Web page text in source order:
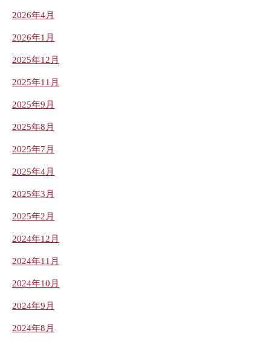
2026年4月
2026年1月
2025年12月
2025年11月
2025年9月
2025年8月
2025年7月
2025年4月
2025年3月
2025年2月
2024年12月
2024年11月
2024年10月
2024年9月
2024年8月